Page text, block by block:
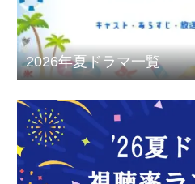
2026年夏ドラマ一覧